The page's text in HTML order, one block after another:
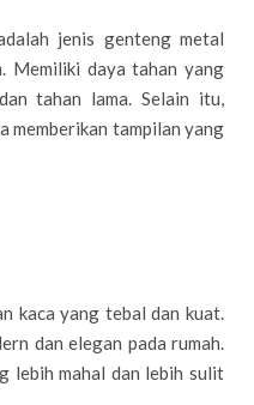
jenis genteng metal
Memiliki daya tahan yang
tahan lama. Selain itu,
memberikan tampilan yang
kaca yang tebal dan kuat.
dan elegan pada rumah.
lebih mahal dan lebih sulit